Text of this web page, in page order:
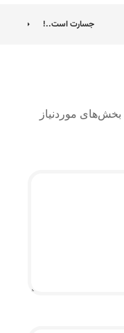
جسارت است..!
بخش‌های موردنیاز